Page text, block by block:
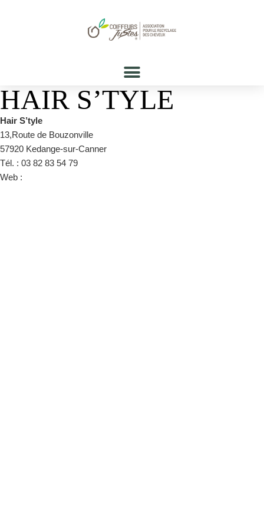
HAIR S’TYLE
Hair S’tyle
13,Route de Bouzonville
57920 Kedange-sur-Canner
Tél. : 03 82 83 54 79
Web :